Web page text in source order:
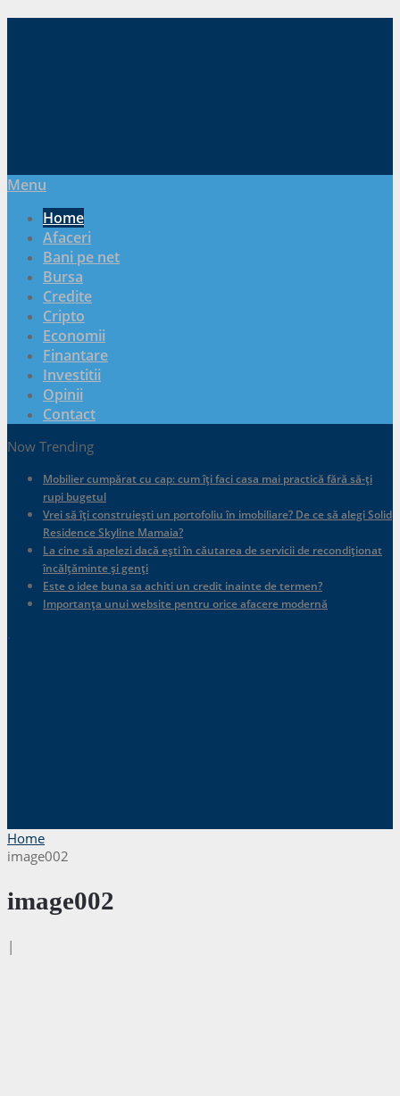
Menu
Home
Afaceri
Bani pe net
Bursa
Credite
Cripto
Economii
Finantare
Investitii
Opinii
Contact
Now Trending
Mobilier cumpărat cu cap: cum îți faci casa mai practică fără să-ți
rupi bugetul
Vrei să îți construiești un portofoliu în imobiliare? De ce să alegi Solid
Residence Skyline Mamaia?
La cine să apelezi dacă ești în căutarea de servicii de recondiționat
încălțăminte și genți
Este o idee buna sa achiti un credit inainte de termen?
Importanța unui website pentru orice afacere modernă
.
Home
image002
image002
|